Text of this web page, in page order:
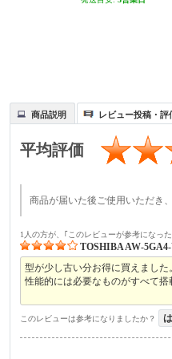
商品説明 レビュー投稿・評
平均評価
商品が届いた後ご使用いただき、
1人の方が、｢このレビューが参考になっ
TOSHIBA AW-
型が少し古い分お得に買えました
性能的には必要なものがすべて搭
このレビューは参考になりましたか？